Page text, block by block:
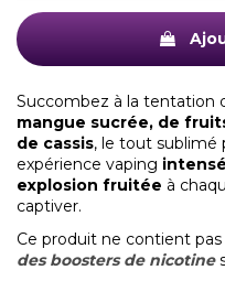
Succombez à la tentation
mangue sucrée, de
de cassis, le tout sublimé
expérience vaping
explosion fruitée à
captiver.
Ce produit ne contient
des boosters de nicotine